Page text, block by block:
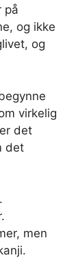
på
og ikke
og
virkelig
det
det
men